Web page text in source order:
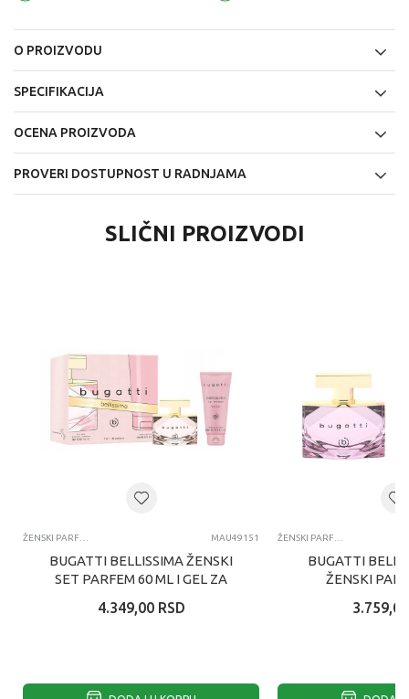
O PROIZVODU
SPECIFIKACIJA
OCENA PROIZVODA
PROVERI DOSTUPNOST U RADNJAMA
SLIČNI PROIZVODI
ŽENSKI PARFEMI MAU49151
BUGATTI BELLISSIMA ŽENSKI
SET PARFEM 60 ML I GEL ZA
4.349,00 RSD
ŽENSKI PARFEMI
BUGATTI
ŽENSKI
3.759,00